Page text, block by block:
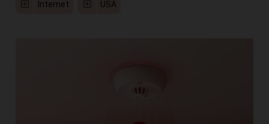
Internet USA